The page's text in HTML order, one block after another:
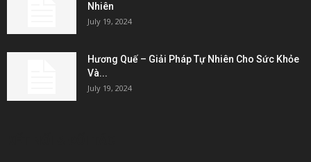
Nhiên
July 19, 2024
Hương Quế – Giải Pháp Tự Nhiên Cho Sức Khỏe
Và...
July 19, 2024